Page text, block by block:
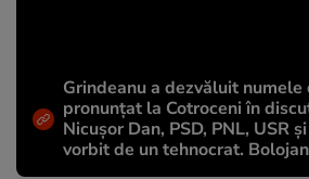
Grindeanu a dezvăluit
pronunțat la Cotroceni în
Nicușor Dan, PSD, PNL, USR
vorbit de un tehnocrat.